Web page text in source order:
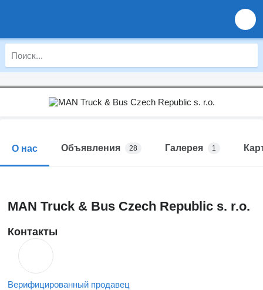
О нас Объявления 28 Галерея 1
MAN Truck & Bus Czech Republic s. r.o.
Контакты
Верифицированный продавец